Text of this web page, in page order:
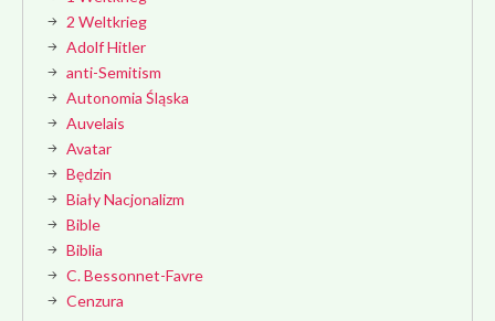
2 Weltkrieg
Adolf Hitler
anti-Semitism
Autonomia Śląska
Auvelais
Avatar
Będzin
Biały Nacjonalizm
Bible
Biblia
C. Bessonnet-Favre
Cenzura